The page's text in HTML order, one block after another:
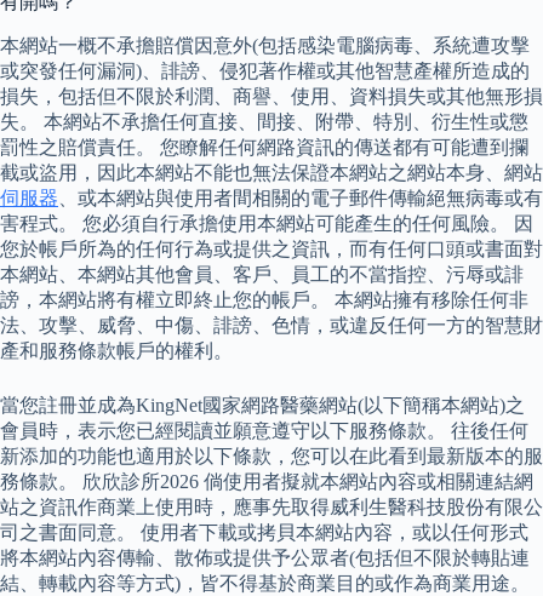
本網站一概不承擔賠償因意外(包括感染電腦病毒、系統遭攻擊
或突發任何漏洞)、誹謗、侵犯著作權或其他智慧產權所造成的
損失，包括但不限於利潤、商譽、使用、資料損失或其他無形損
失。 本網站不承擔任何直接、間接、附帶、特別、衍生性或懲
罰性之賠償責任。 您瞭解任何網路資訊的傳送都有可能遭到攔
截或盜用，因此本網站不能也無法保證本網站之網站本身、網站
伺服器 、或本網站與使用者間相關的電子郵件傳輸絕無病毒或有
害程式。 您必須自行承擔使用本網站可能產生的任何風險。 因
您於帳戶所為的任何行為或提供之資訊，而有任何口頭或書面對
本網站、本網站其他會員、客戶、員工的不當指控、污辱或誹
謗，本網站將有權立即終止您的帳戶。 本網站擁有移除任何非
法、攻擊、威脅、中傷、誹謗、色情，或違反任何一方的智慧財
產和服務條款帳戶的權利。
當您註冊並成為KingNet國家網路醫藥網站(以下簡稱本網站)之
會員時，表示您已經閱讀並願意遵守以下服務條款。 往後任何
新添加的功能也適用於以下條款，您可以在此看到最新版本的服
務條款。 欣欣診所2026 倘使用者擬就本網站內容或相關連結網
站之資訊作商業上使用時，應事先取得威利生醫科技股份有限公
司之書面同意。 使用者下載或拷貝本網站內容，或以任何形式
將本網站內容傳輸、散佈或提供予公眾者(包括但不限於轉貼連
結、轉載內容等方式)，皆不得基於商業目的或作為商業用途。